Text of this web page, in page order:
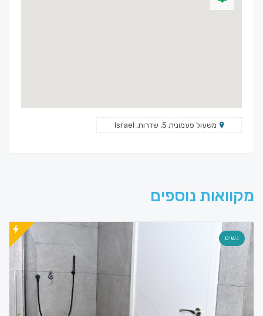
משעול פעמונית 5, שדרות, Israel
מקוואות נוספים
נשים